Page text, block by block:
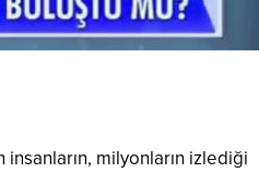
insanların, milyonların izlediği